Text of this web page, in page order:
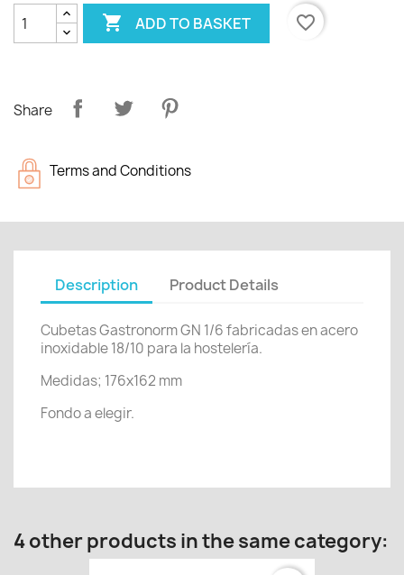
 ADD TO BASKET favorite_border
Share
Terms and Conditions
Description Product Details
Cubetas Gastronorm GN 1/6 fabricadas en acero
inoxidable 18/10 para la hostelería.
Medidas; 176x162 mm
Fondo a elegir.
4 other products in the same category: